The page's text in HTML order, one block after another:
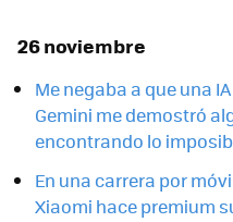
26 noviembre
Me negaba a que una
Gemini me demostró
encontrando lo
En una carrera por
Xiaomi hace premium